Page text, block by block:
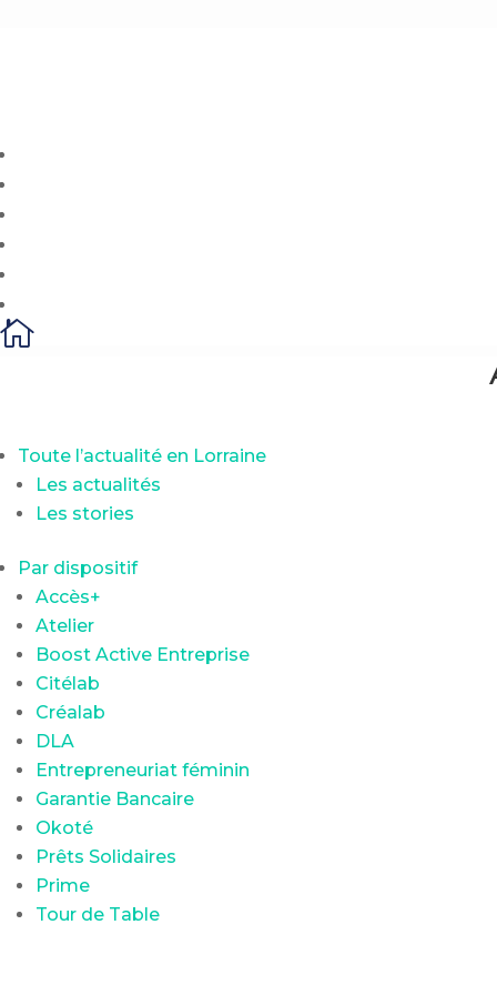

Toute l’actualité en Lorraine
Les actualités
Les stories
Par dispositif
Accès+
Atelier
Boost Active Entreprise
Citélab
Créalab
DLA
Entrepreneuriat féminin
Garantie Bancaire
Okoté
Prêts Solidaires
Prime
Tour de Table